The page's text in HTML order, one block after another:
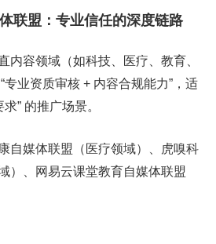
联盟：专业信任的深度链路
内容领域（如科技、医疗、教育、
专业资质审核 + 内容合规能力”，适
” 的推广场景。
自媒体联盟（医疗领域）、虎嗅科
）、网易云课堂教育自媒体联盟